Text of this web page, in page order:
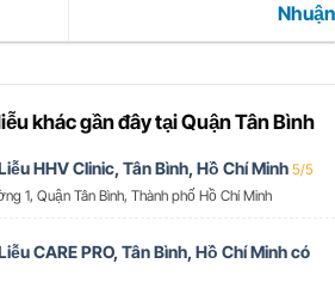
Nhuận
khác gần đây tại Quận Tân Bình
HHV Clinic, Tân Bình, Hồ Chí Minh 5/5
1, Quận Tân Bình, Thành phố Hồ Chí Minh
CARE PRO, Tân Bình, Hồ Chí Minh có